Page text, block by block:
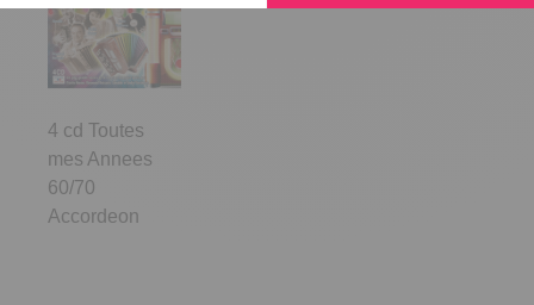
4 cd Toutes
mes Annees
60/70
Accordeon